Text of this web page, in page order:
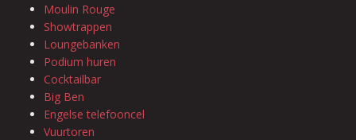
Moulin Rouge
Showtrappen
Loungebanken
Podium huren
Cocktailbar
Big Ben
Engelse telefooncel
Vuurtoren